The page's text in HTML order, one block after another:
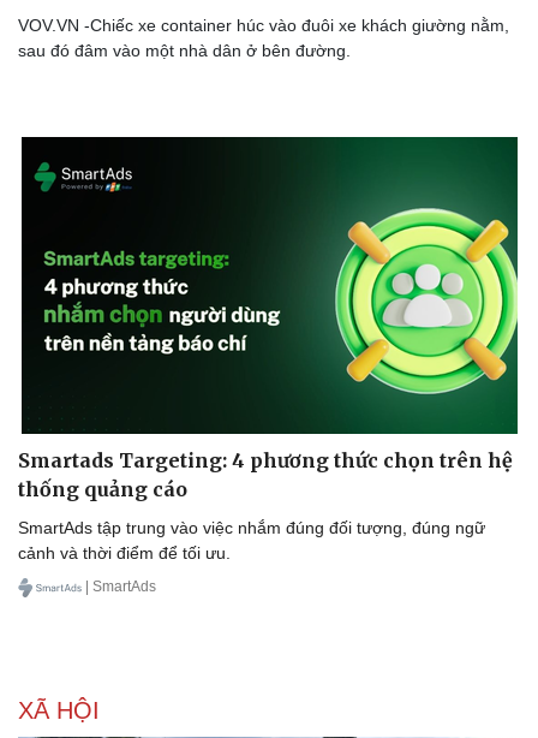
Sức khỏe
VOV.VN -Chiếc xe container húc vào đuôi xe khách giường nằm,
sau đó đâm vào một nhà dân ở bên đường.
Smartads Targeting: 4 phương thức chọn trên hệ
thống quảng cáo
SmartAds tập trung vào việc nhắm đúng đối tượng, đúng ngữ
cảnh và thời điểm để tối ưu.
| SmartAds
XÃ HỘI